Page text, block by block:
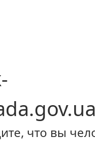
что вы